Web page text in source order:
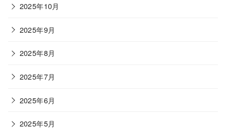
2025年10月
2025年9月
2025年8月
2025年7月
2025年6月
2025年5月